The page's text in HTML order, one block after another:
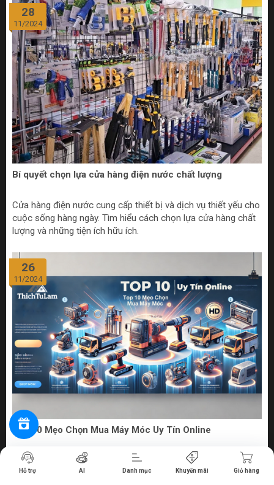
28
11/2024
Bí quyết chọn lựa cửa hàng điện nước chất lượng
Cửa hàng điện nước cung cấp thiết bị và dịch vụ thiết yếu cho
cuộc sống hàng ngày. Tìm hiểu cách chọn lựa cửa hàng chất
lượng và những tiện ích hữu ích.
26
11/2024
Top 10 Mẹo Chọn Mua Máy Móc Uy Tín Online
Bước vào thế giới số hóa ngày nay, việc mua sắm máy móc
từ các cửa hàng bán máy móc online uy tín không chỉ đem lại
Tiến hành thanh toán
Hỗ trợ AI Danh mục Khuyến mãi Giỏ hàng